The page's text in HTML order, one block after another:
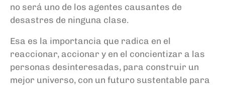
no será uno de los agentes causantes de
desastres de ninguna clase.
Esa es la importancia que radica en el
reaccionar, accionar y en el concientizar a las
personas desinteresadas, para construir un
mejor universo, con un futuro sustentable para